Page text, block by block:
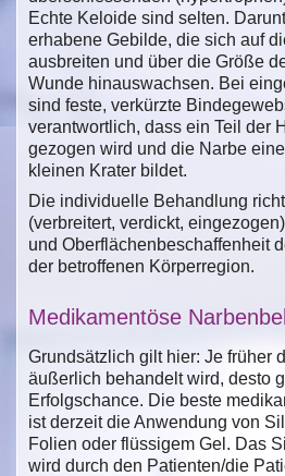
Echte Keloide sind selten.
erhabene Gebilde, die sich auf
ausbreiten und über die Größe
Wunde hinauswachsen. Bei
sind feste, verkürzte
verantwortlich, dass ein Teil der
gezogen wird und die Narbe
kleinen Krater bildet.
Die individuelle Behandlung
(verbreitert, verdickt,
und Oberflächenbeschaffenheit
der betroffenen Körperregion.
Medikamentöse
Grundsätzlich gilt hier: Je früher
äußerlich behandelt wird, desto
Erfolgschance. Die beste
ist derzeit die Anwendung von
Folien oder flüssigem Gel. Das
wird durch den Patienten/die